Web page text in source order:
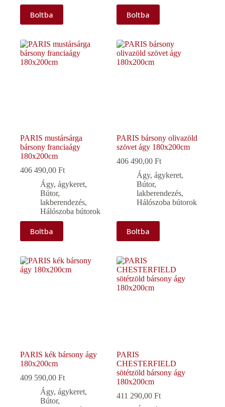
Boltba Boltba
PARIS mustársárga
bársony franciaágy
180x200cm
406 490,00 Ft
Ágy, ágykeret,
Bútor,
lakberendezés,
Hálószoba bútorok
Boltba
PARIS bársony olivazöld
szövet ágy 180x200cm
406 490,00Ft
Ágy, ágykeret,
Bútor,
lakberendezés,
Hálószoba bútorok
Boltba
PARIS kék bársony ágy
180x200cm
409 590,00 Ft
Ágy, ágykeret,
Bútor,
PARIS
CHESTERFIELD
sötétzöld bársony ágy
180x200cm
411 290,00Ft